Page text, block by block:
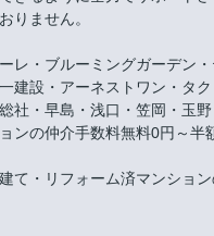
りません。
レ・ブルーミングガーデン
建設・アーネストワン・タ
社・早島・浅口・笠岡・玉
ンの仲介手数料無料0円～半
て・リフォーム済マンショ